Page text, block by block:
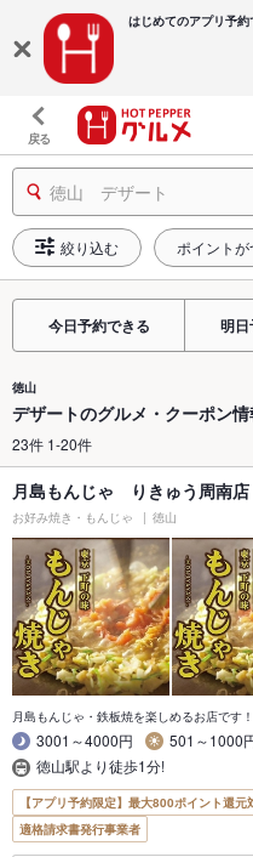
はじめてのアプリ予約
戻る
徳山 デザート
絞り込む ポイント
今日予約できる 明日
徳山
デザートのグルメ・クーポン情
23件 1-20件
月島もんじゃ りきゅう周南店
お好み焼き・もんじゃ 徳山
月島もんじゃ・鉄板焼を楽しめるお店です！
3001～4000円
501～1000
徳山駅より徒歩1分!
【アプリ予約限定】最大800ポイント還元
適格請求書発行事業者